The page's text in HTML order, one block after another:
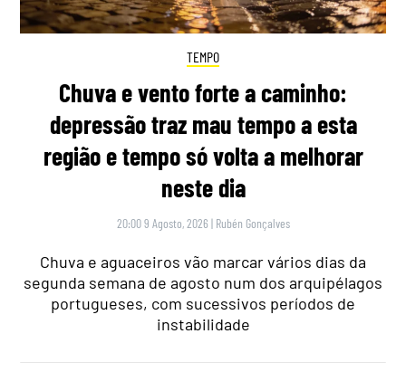
TEMPO
Chuva e vento forte a caminho:
depressão traz mau tempo a esta
região e tempo só volta a melhorar
neste dia
20:00 9 Agosto, 2026 | Rubén Gonçalves
Chuva e aguaceiros vão marcar vários dias da
segunda semana de agosto num dos arquipélagos
portugueses, com sucessivos períodos de
instabilidade